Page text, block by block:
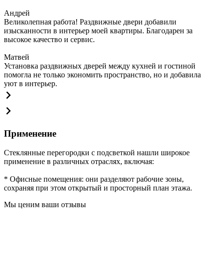
Андрей
Великолепная работа! Раздвижные двери добавили
изысканности в интерьер моей квартиры. Благодарен за
высокое качество и сервис.
Матвей
Установка раздвижных дверей между кухней и гостиной
помогла не только экономить пространство, но и добавила
уют в интерьер.
Применение
Стеклянные перегородки с подсветкой нашли широкое
применение в различных отраслях, включая:
* Офисные помещения: они разделяют рабочие зоны,
сохраняя при этом открытый и просторный план этажа.
Мы ценим ваши отзывы